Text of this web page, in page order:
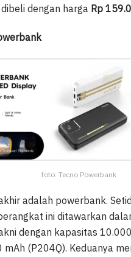
dengan harga Rp
foto: Tecno Powerbank
adalah powerbank.
ini ditawarkan
dengan kapasitas
mAh (P204Q). Keduanya